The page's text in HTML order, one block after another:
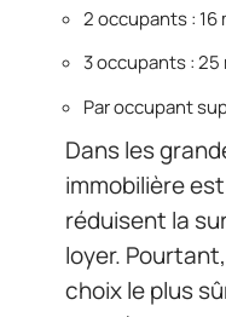
2 occupants : 16
3 occupants : 25
Par occupant
Dans les
immobilière
réduisent la
loyer.
choix le plus